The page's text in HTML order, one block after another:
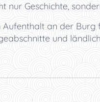
nur Geschichte,
Aufenthalt an der Burg
und